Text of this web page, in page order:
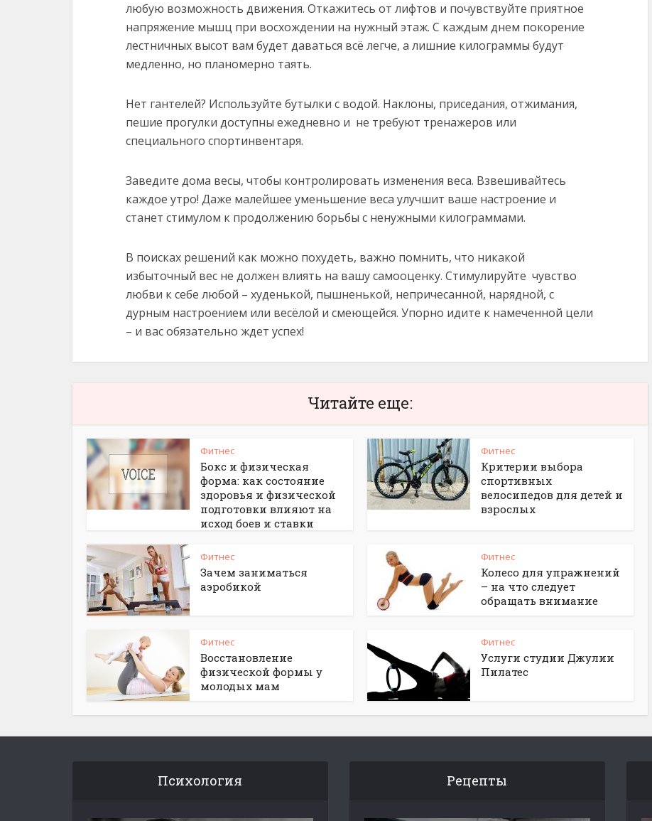
любую возможность движения. Откажитесь от лифтов и почувствуйте приятное
напряжение мышц при восхождении на нужный этаж. С каждым днем покорение
лестничных высот вам будет даваться всё легче, а лишние килограммы будут
медленно, но планомерно таять.
Нет гантелей? Используйте бутылки с водой. Наклоны, приседания, отжимания,
пешие прогулки доступны ежедневно и не требуют тренажеров или
специального спортинвентаря.
Заведите дома весы, чтобы контролировать изменения веса. Взвешивайтесь
каждое утро! Даже малейшее уменьшение веса улучшит ваше настроение и
станет стимулом к продолжению борьбы с ненужными килограммами.
В поисках решений как можно похудеть, важно помнить, что никакой
избыточный вес не должен влиять на вашу самооценку. Стимулируйте чувство
любви к себе любой – худенькой, пышненькой, непричесанной, нарядной, с
дурным настроением или весёлой и смеющейся. Упорно идите к намеченной цели
– и вас обязательно ждет успех!
Читайте еще:
Фитнес
Бокс и физическая
форма: как состояние
здоровья и физической
подготовки влияют на
исход боев и ставки
Фитнес
Критерии выбора
спортивных
велосипедов для детей и
взрослых
Фитнес
Зачем заниматься
аэробикой
Фитнес
Колесо для упражнений
– на что следует
обращать внимание
Фитнес
Восстановление
физической формы у
молодых мам
Фитнес
Услуги студии Джулии
Пилатес
Психология Рецепты